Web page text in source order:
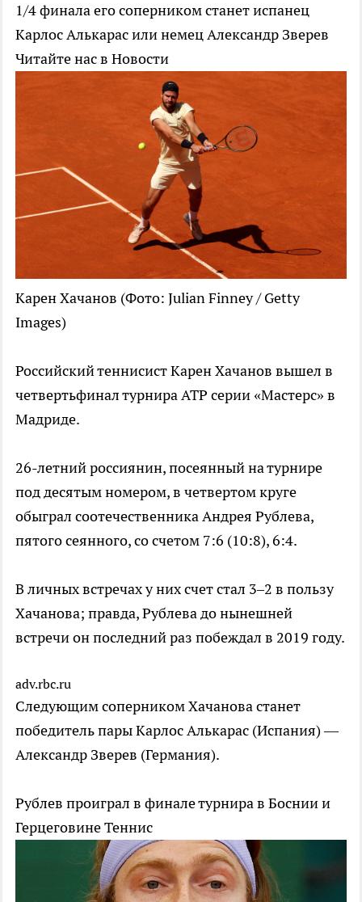
1/4 финала его соперником станет испанец
Карлос Алькарас или немец Александр Зверев
Читайте нас в Новости
Карен Хачанов (Фото: Julian Finney / Getty
Images)
Российский теннисист Карен Хачанов вышел в
четвертьфинал турнира ATP серии «Мастерс» в
Мадриде.
26-летний россиянин, посеянный на турнире
под десятым номером, в четвертом круге
обыграл соотечественника Андрея Рублева,
пятого сеянного, со счетом 7:6 (10:8), 6:4.
В личных встречах у них счет стал 3–2 в пользу
Хачанова; правда, Рублева до нынешней
встречи он последний раз побеждал в 2019 году.
adv.rbc.ru
Следующим соперником Хачанова станет
победитель пары Карлос Алькарас (Испания) —
Александр Зверев (Германия).
Рублев проиграл в финале турнира в Боснии и
ГерцеговинеТеннис